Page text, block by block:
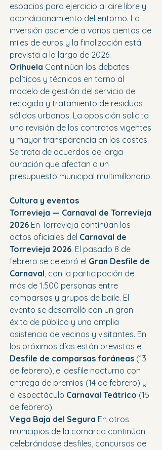
espacios para ejercicio al aire libre y
acondicionamiento del entorno. La
inversión asciende a varios cientos de
miles de euros y la finalización está
prevista a lo largo de 2026.
Orihuela Continúan los debates
políticos y técnicos en torno al
modelo de gestión del servicio de
recogida y tratamiento de residuos
sólidos urbanos. La oposición solicita
una revisión de los contratos vigentes
y mayor transparencia en los costes.
Se trata de acuerdos de larga
duración que afectan a un
presupuesto municipal multimillonario.
Cultura y eventos
Torrevieja — Carnaval de Torrevieja
2026 En Torrevieja continúan los
actos oficiales del Carnaval de
Torrevieja 2026. El pasado 8 de
febrero se celebró el Gran Desfile de
Carnaval, con la participación de
más de 1.500 personas entre
comparsas y grupos de baile. El
evento se desarrolló con un gran
éxito de público y una amplia
asistencia de vecinos y visitantes. En
los próximos días están previstos el
Desfile de comparsas foráneas (13
de febrero), el desfile nocturno con
entrega de premios (14 de febrero) y
el espectáculo Carnaval Teátrico (15
de febrero).
Vega Baja del Segura En otros
municipios de la comarca continúan
celebrándose desfiles, concursos de